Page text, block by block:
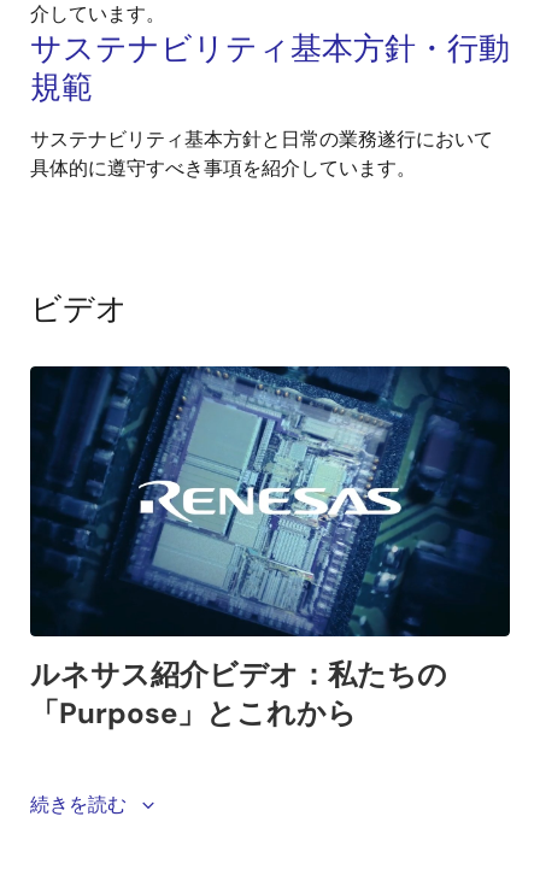
介しています。
サステナビリティ基本方針・行動
規範
サステナビリティ基本方針と日常の業務遂行において
具体的に遵守すべき事項を紹介しています。
ビデオ
ルネサスは、「人々の暮らしを楽（ラク）にする」と
続きを読む